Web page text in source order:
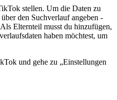
stellen. Um die Daten zu
den Suchverlauf angeben -
Elternteil musst du hinzufügen,
haben möchtest, um
und gehe zu „Einstellungen